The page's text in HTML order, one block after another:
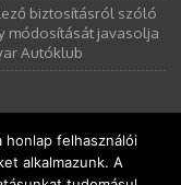
biztosításról szóló
módosítását javasolja
Autóklub
honlap felhasználói
alkalmazunk. A
értelmében